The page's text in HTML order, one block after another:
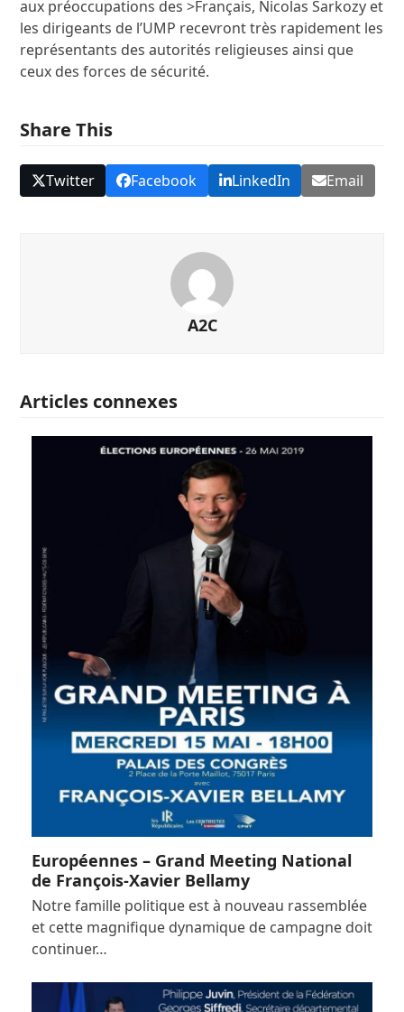
aux préoccupations des >Français, Nicolas Sarkozy et
les dirigeants de l’UMP recevront très rapidement les
représentants des autorités religieuses ainsi que
ceux des forces de sécurité.
Share This
Twitter Facebook LinkedIn Email
A2C
Articles connexes
Européennes – Grand Meeting National
de François-Xavier Bellamy
Notre famille politique est à nouveau rassemblée
et cette magnifique dynamique de campagne doit
continuer…